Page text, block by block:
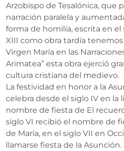
Arzobispo de Tesalónica, que
narración paralela y
forma de homilía, escrita en el
XIII como obra tardía tenemos
Virgen María en las
Arimatea” esta obra ejerció
cultura cristiana del medievo.
La festividad en honor a la
celebra desde el siglo IV en la
nombre de fiesta de El
siglo VI recibió el nombre de
de María, en el siglo VII en
llamarse fiesta de la Asunción.